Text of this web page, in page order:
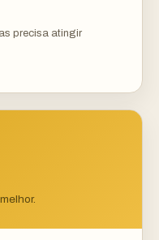
precisa atingir